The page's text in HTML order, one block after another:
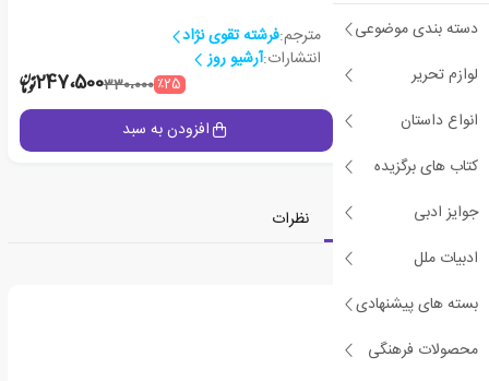
دسته بندی موضوعی
لوازم تحریر
انواع داستان
کتاب های برگزیده
جوایز ادبی
ادبیات ملل
بسته های پیشنهادی
محصولات فرهنگی
مترجم:فرشته تقوی نژاد
انتشارات:آرشیو روز
٪25330،000247،500
جزئیات افزودن به سبد
معرفی دسته‌بندی
نظرات
درباره کلی بارن هیل